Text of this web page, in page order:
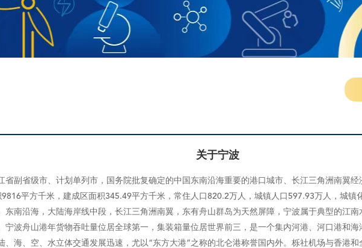
关于宁波
省级市、计划单列市，国务院批复确定的中国东南沿海重要的港口城市、长江三角洲南翼经
平方千米，建成区面积345.49平方千米，常住人口820.2万人，城镇人口597.93万人，城镇
沿海，大陆海岸线中段，长江三角洲南翼，东有舟山群岛为天然屏障，宁波属于典型的江南
宁波舟山港年货物吞吐量位居全球第一，集装箱量位居世界前三，是一个集内河港、河口港和海
、空、水立体交通发展迅速，尤以“东方大港”之称的北仑港称誉国内外。栎社机场与香港和